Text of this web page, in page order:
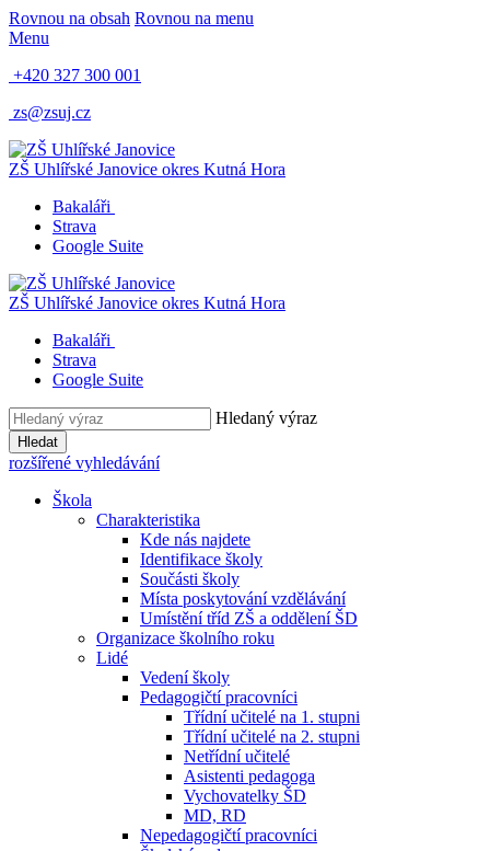
Rovnou na obsah Rovnou na menu
Menu
+420 327 300 001
zs@zsuj.cz
ZŠ Uhlířské Janovice okres Kutná Hora
Bakaláři
Strava
Google Suite
ZŠ Uhlířské Janovice okres Kutná Hora
Bakaláři
Strava
Google Suite
Hledaný výraz
Hledat
rozšířené vyhledávání
Škola
Charakteristika
Kde nás najdete
Identifikace školy
Součásti školy
Místa poskytování vzdělávání
Umístění tříd ZŠ a oddělení ŠD
Organizace školního roku
Lidé
Vedení školy
Pedagogičtí pracovníci
Třídní učitelé na 1. stupni
Třídní učitelé na 2. stupni
Netřídní učitelé
Asistenti pedagoga
Vychovatelky ŠD
MD, RD
Nepedagogičtí pracovníci